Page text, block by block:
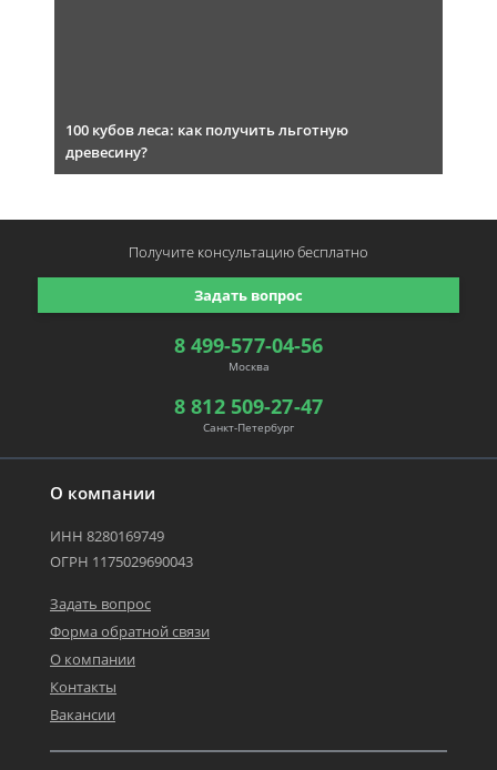
100 кубов леса: как получить льготную
древесину?
О компании
ИНН 8280169749
ОГРН 1175029690043
Задать вопрос
Форма обратной связи
О компании
Контакты
Вакансии
8 499-577-04-56
Москва
8 812 509-27-47
Санкт-Петербург
Задать вопрос
Получите консультациюбесплатно